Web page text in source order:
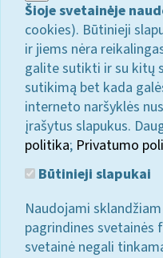
Šioje svetainėje
cookies). Būtinieji
ir jiems nėra
galite sutikti ir su kitų
sutikimą bet kada
interneto naršyklės
įrašytus slapukus.
politika; Privatumo
Būtinieji slapukai
Naudojami
pagrindines svetainės
svetainė negali